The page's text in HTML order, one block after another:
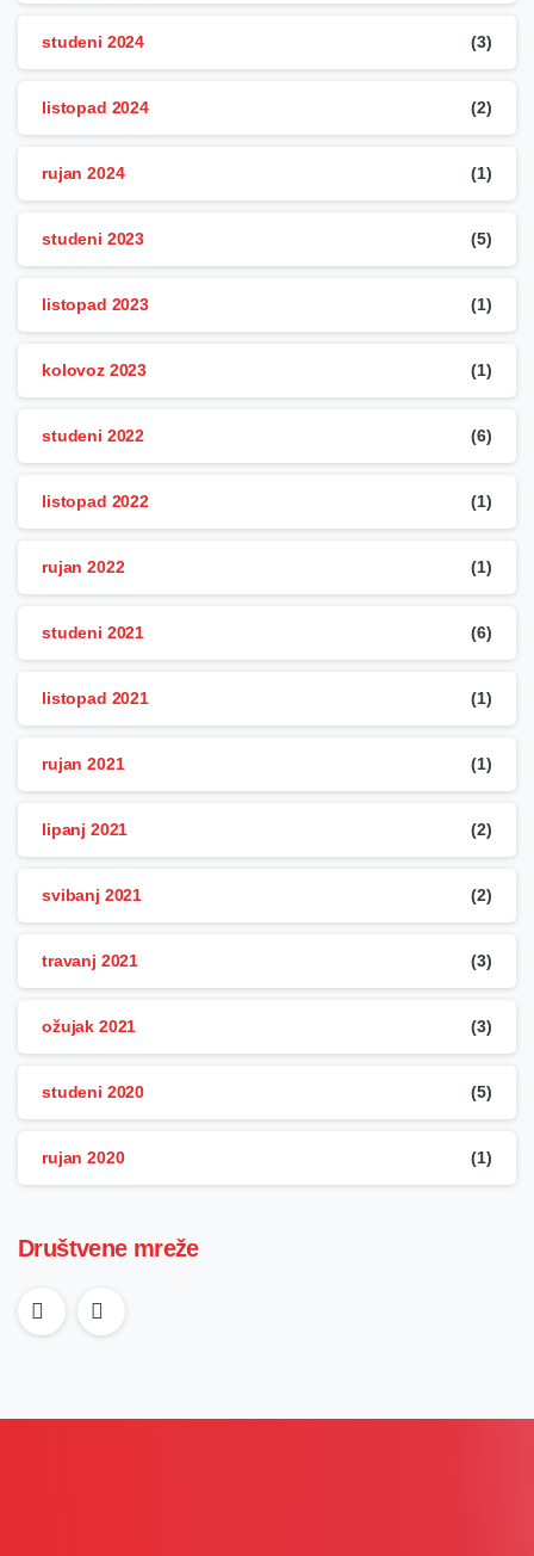
studeni 2024 (3)
listopad 2024 (2)
rujan 2024 (1)
studeni 2023 (5)
listopad 2023 (1)
kolovoz 2023 (1)
studeni 2022 (6)
listopad 2022 (1)
rujan 2022 (1)
studeni 2021 (6)
listopad 2021 (1)
rujan 2021 (1)
lipanj 2021 (2)
svibanj 2021 (2)
travanj 2021 (3)
ožujak 2021 (3)
studeni 2020 (5)
rujan 2020 (1)
Društvene mreže